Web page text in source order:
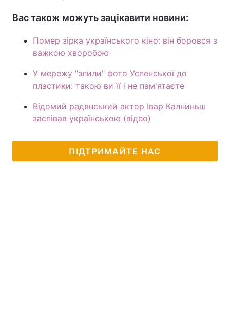
Вас також можуть зацікавити новини:
Помер зірка українського кіно: він боровся з
важкою хворобою
У мережу "злили" фото Успенської до
пластики: такою ви її і не пам'ятаєте
Відомий радянський актор Івар Калниньш
заспівав українською (відео)
ПІДТРИМАЙТЕ НАС